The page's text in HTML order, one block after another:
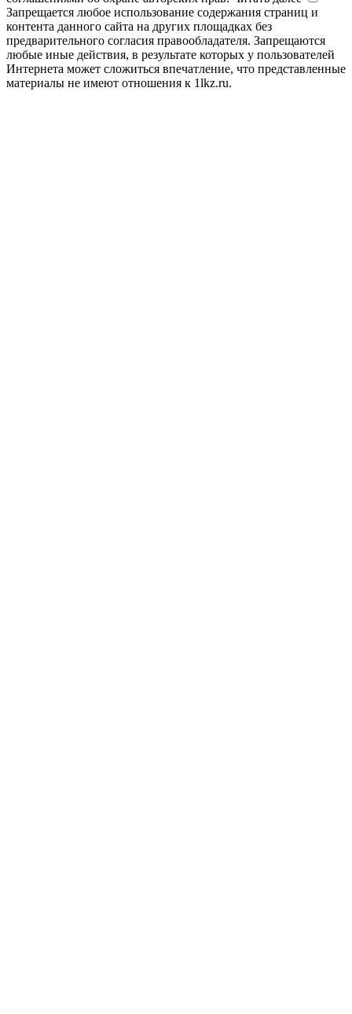
Запрещается любое использование содержания страниц и
контента данного сайта на других площадках без
предварительного согласия правообладателя. Запрещаются
любые иные действия, в результате которых у пользователей
Интернета может сложиться впечатление, что представленные
материалы не имеют отношения к 1lkz.ru.